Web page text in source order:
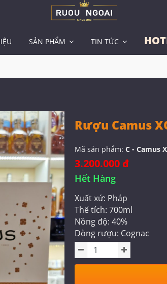
SẢN PHẨM TIN TỨC
Rượu Camus
Mã sản phẩm: C - Camus
3.200.000 đ
Hết Hàng
Xuất xứ: Pháp
Thể tích: 700ml
Nồng độ: 40%
Dòng rượu: Cognac